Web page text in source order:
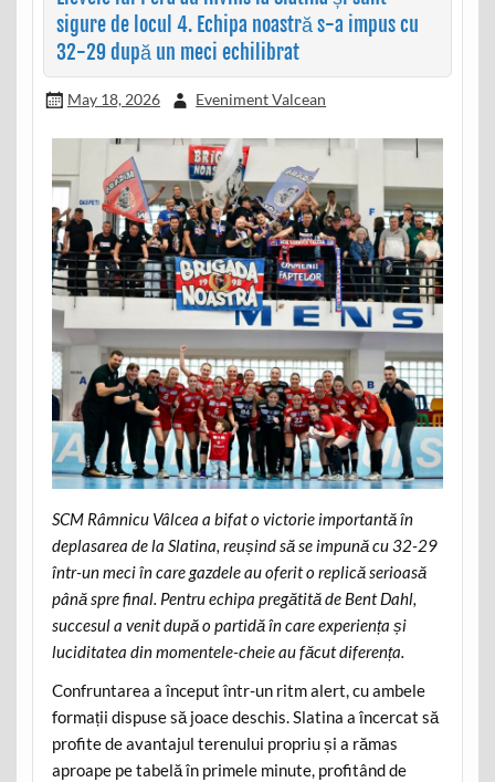
sigure de locul 4. Echipa noastră s-a impus cu
32-29 după un meci echilibrat
May 18, 2026 Eveniment Valcean
SCM Râmnicu Vâlcea a bifat o victorie importantă în
deplasarea de la Slatina, reușind să se impună cu 32-29
într-un meci în care gazdele au oferit o replică serioasă
până spre final. Pentru echipa pregătită de Bent Dahl,
succesul a venit după o partidă în care experiența și
luciditatea din momentele-cheie au făcut diferența.
Confruntarea a început într-un ritm alert, cu ambele
formații dispuse să joace deschis. Slatina a încercat să
profite de avantajul terenului propriu și a rămas
aproape pe tabelă în primele minute, profitând de